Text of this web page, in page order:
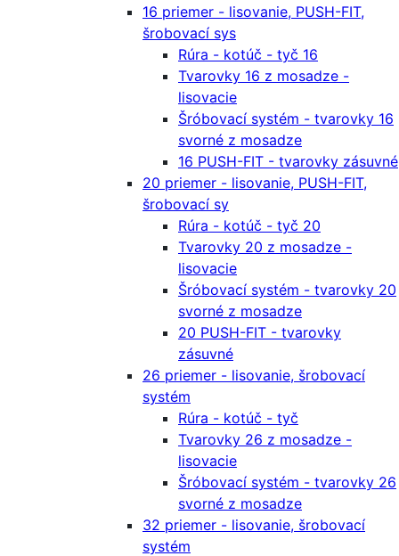
16 priemer - lisovanie, PUSH-FIT,
šrobovací sys
Rúra - kotúč - tyč 16
Tvarovky 16 z mosadze -
lisovacie
Šróbovací systém - tvarovky 16
svorné z mosadze
16 PUSH-FIT - tvarovky zásuvné
20 priemer - lisovanie, PUSH-FIT,
šrobovací sy
Rúra - kotúč - tyč 20
Tvarovky 20 z mosadze -
lisovacie
Šróbovací systém - tvarovky 20
svorné z mosadze
20 PUSH-FIT - tvarovky
zásuvné
26 priemer - lisovanie, šrobovací
systém
Rúra - kotúč - tyč
Tvarovky 26 z mosadze -
lisovacie
Šróbovací systém - tvarovky 26
svorné z mosadze
32 priemer - lisovanie, šrobovací
systém